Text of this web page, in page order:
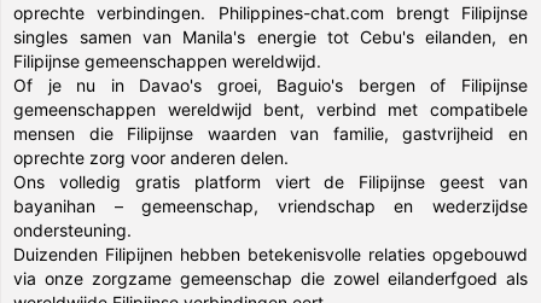
oprechte verbindingen. Philippines-chat.com brengt Filipijnse
singles samen van Manila's energie tot Cebu's eilanden, en
Filipijnse gemeenschappen wereldwijd.
Of je nu in Davao's groei, Baguio's bergen of Filipijnse
gemeenschappen wereldwijd bent, verbind met compatibele
mensen die Filipijnse waarden van familie, gastvrijheid en
oprechte zorg voor anderen delen.
Ons volledig gratis platform viert de Filipijnse geest van
bayanihan – gemeenschap, vriendschap en wederzijdse
ondersteuning.
Duizenden Filipijnen hebben betekenisvolle relaties opgebouwd
via onze zorgzame gemeenschap die zowel eilanderfgoed als